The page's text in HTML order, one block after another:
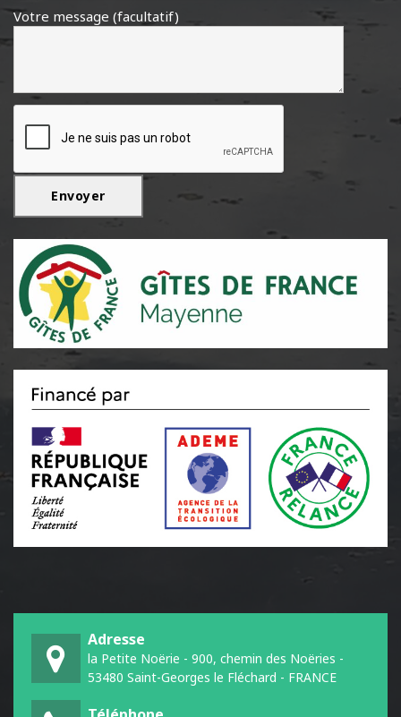
Votre message (facultatif)
Adresse
la Petite Noërie - 900, chemin des Noëries -
53480 Saint-Georges le Fléchard - FRANCE